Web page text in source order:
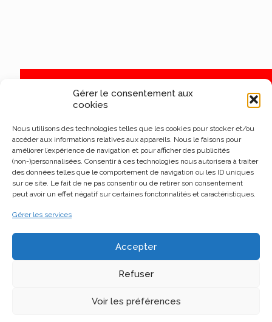
Gérer le consentement aux
cookies
Nous utilisons des technologies telles que les cookies pour stocker et/ou
accéder aux informations relatives aux appareils. Nous le faisons pour
améliorer l’expérience de navigation et pour afficher des publicités
(non-)personnalisées. Consentir à ces technologies nous autorisera à traiter
des données telles que le comportement de navigation ou les ID uniques
sur ce site. Le fait de ne pas consentir ou de retirer son consentement
peut avoir un effet négatif sur certaines fonctonnalités et caractéristiques.
Gérer les services
Accepter
Refuser
Voir les préférences